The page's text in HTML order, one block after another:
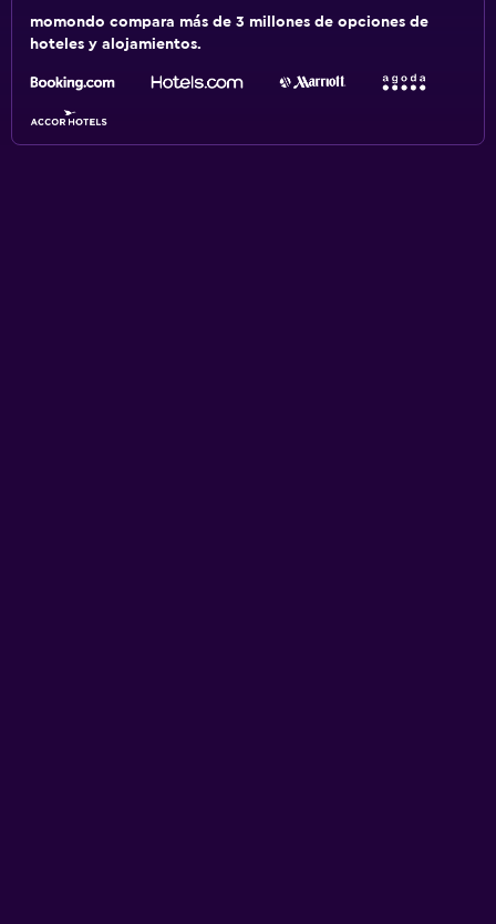
momondo compara más de 3 millones de opciones de
hoteles y alojamientos.